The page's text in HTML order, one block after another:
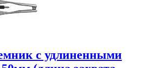
с удлиненными